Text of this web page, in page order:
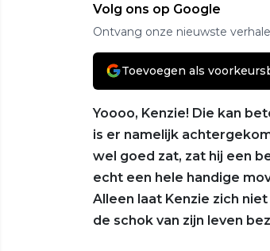
Volg ons op Google
Ontvang onze nieuwste
Toevoegen als
Yoooo, Kenzie! Die kan
is er namelijk
wel goed zat, zat hij een
echt een hele handige
Alleen laat Kenzie zich
de schok van zijn leven